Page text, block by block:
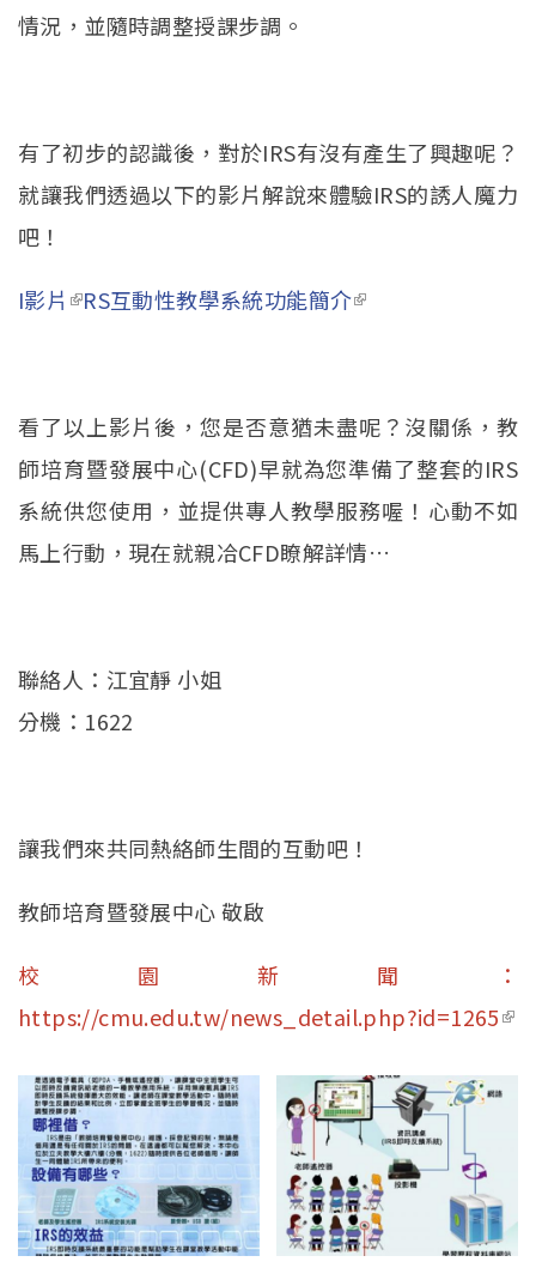
情況，並隨時調整授課步調。
有了初步的認識後，對於IRS有沒有產生了興趣呢？
就讓我們透過以下的影片解說來體驗IRS的誘人魔力
吧！
I影片 (link is external)
RS互動性教學系統功能簡介(link is
看了以上影片後，您是否意猶未盡呢？沒關係，教
師培育暨發展中心(CFD)早就為您準備了整套的IRS
系統供您使用，並提供專人教學服務喔！心動不如
馬上行動，現在就親冾CFD瞭解詳情…
聯絡人：江宜靜 小姐
分機：1622
讓我們來共同熱絡師生間的互動吧！
教師培育暨發展中心 敬啟
校園新聞：
https://cmu.edu.tw/news_detail.php?id=1265